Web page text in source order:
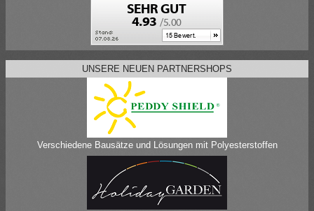
UNSERE NEUEN PARTNERSHOPS
Verschiedene Bausätze und Lösungen mit Polyesterstoffen